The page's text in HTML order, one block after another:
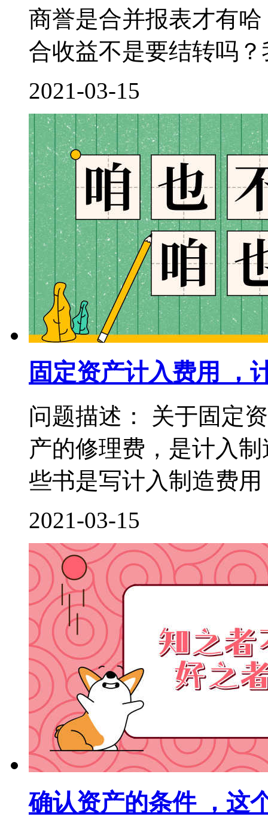
商誉是合并报表才有
合收益不是要结转吗
2021-03-15
固定资产计入费用 ，
问题描述： 关于固定
产的修理费，是计入
些书是写计入制造费
2021-03-15
确认资产的条件 ，这